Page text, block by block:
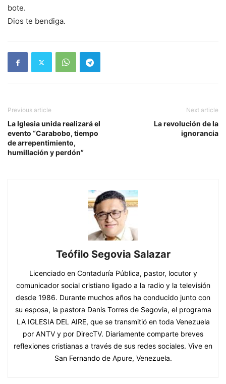
bote.
Dios te bendiga.
Previous article
La Iglesia unida realizará el
evento “Carabobo, tiempo
de arrepentimiento,
humillación y perdón”
Next article
La revolución de la
ignorancia
Teófilo Segovia Salazar
Licenciado en Contaduría Pública, pastor, locutor y
comunicador social cristiano ligado a la radio y la televisión
desde 1986. Durante muchos años ha conducido junto con
su esposa, la pastora Danis Torres de Segovia, el programa
LA IGLESIA DEL AIRE, que se transmitió en toda Venezuela
por ANTV y por DirecTV. Diariamente comparte breves
reflexiones cristianas a través de sus redes sociales. Vive en
San Fernando de Apure, Venezuela.